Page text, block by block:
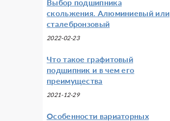
Выбор подшипника
скольжения. Алюминиевый или
сталебронзовый
2022-02-23
Что такое графитовый
подшипник и в чем его
преимущества
2021-12-29
Особенности вариаторных